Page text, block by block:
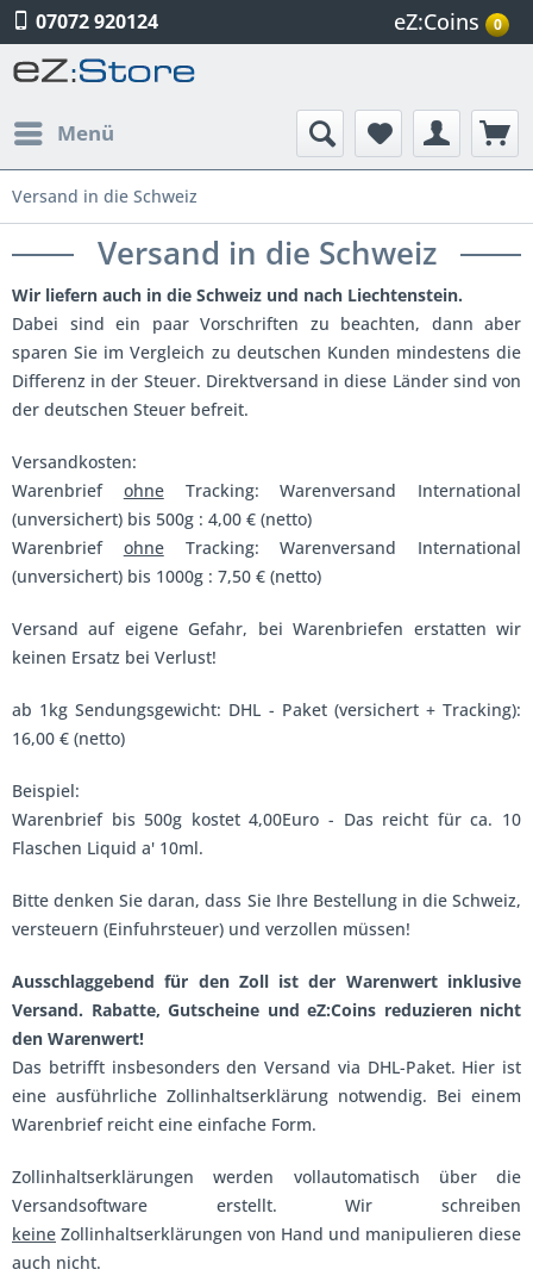
07072 920124 eZ:Coins 0
Menü
Versand in die Schweiz
Versand in die Schweiz
Wir liefern auch in die Schweiz und nach Liechtenstein.
Dabei sind ein paar Vorschriften zu beachten, dann aber
sparen Sie im Vergleich zu deutschen Kunden mindestens die
Differenz in der Steuer. Direktversand in diese Länder sind von
der deutschen Steuer befreit.
Versandkosten:
Warenbrief ohneTracking: Warenversand International
(unversichert) bis 500g : 4,00 € (netto)
Warenbrief ohneTracking: Warenversand International
(unversichert) bis 1000g : 7,50 € (netto)
Versand auf eigene Gefahr, bei Warenbriefen erstatten wir
keinen Ersatz bei Verlust!
ab 1kg Sendungsgewicht: DHL - Paket (versichert + Tracking):
16,00 € (netto)
Beispiel:
Warenbrief bis 500g kostet 4,00Euro - Das reicht für ca. 10
Flaschen Liquid a' 10ml.
Bitte denken Sie daran, dass Sie Ihre Bestellung in die Schweiz,
versteuern (Einfuhrsteuer) und verzollen müssen!
Ausschlaggebend für den Zoll ist der Warenwert inklusive
Versand. Rabatte, Gutscheine und eZ:Coins reduzieren nicht
den Warenwert!
Das betrifft insbesonders den Versand via DHL-Paket. Hier ist
eine ausführliche Zollinhaltserklärung notwendig. Bei einem
Warenbrief reicht eine einfache Form.
Zollinhaltserklärungen werden vollautomatisch über die
Versandsoftware erstellt. Wir schreiben
keine Zollinhaltserklärungen von Hand und manipulieren diese
auch nicht.